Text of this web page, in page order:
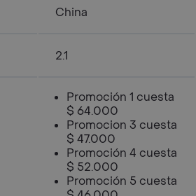
China
2.1
Promoción 1 cuesta
$ 64.000
Promocion 3 cuesta
$ 47.000
Promoción 4 cuesta
$ 52.000
Promoción 5 cuesta